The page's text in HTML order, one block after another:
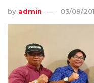
by admin 03/09/